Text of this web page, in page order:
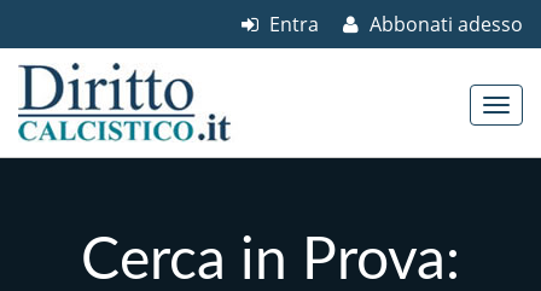
Abbonati adesso
Entra
Cerca in Prova: